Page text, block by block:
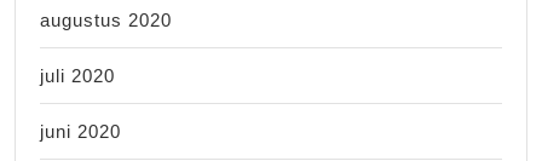
augustus 2020
juli 2020
juni 2020